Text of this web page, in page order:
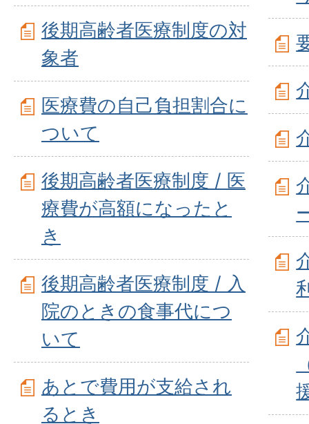
後期高齢者医療制度の対
象者
医療費の自己負担割合に
ついて
後期高齢者医療制度 / 医
療費が高額になったと
き
後期高齢者医療制度 / 入
院のときの食事代につ
いて
あとで費用が支給され
るとき